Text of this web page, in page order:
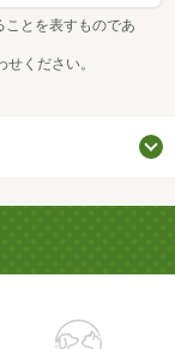
とを表すものであ
ください。